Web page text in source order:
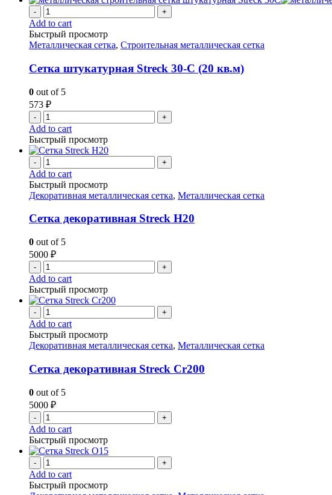
- +
Add to cart
Быстрый просмотр
Металлическая сетка, Строительная металлическая сетка
Сетка штукатурная Streck 30-С (20 кв.м)
0 out of 5
573 ₽
- +
Add to cart
Быстрый просмотр
- +
Add to cart
Быстрый просмотр
Декоративная металлическая сетка, Металлическая сетка
Сетка декоративная Streck H20
0 out of 5
5000 ₽
- +
Add to cart
Быстрый просмотр
- +
Add to cart
Быстрый просмотр
Декоративная металлическая сетка, Металлическая сетка
Сетка декоративная Streck Cr200
0 out of 5
5000 ₽
- +
Add to cart
Быстрый просмотр
- +
Add to cart
Быстрый просмотр